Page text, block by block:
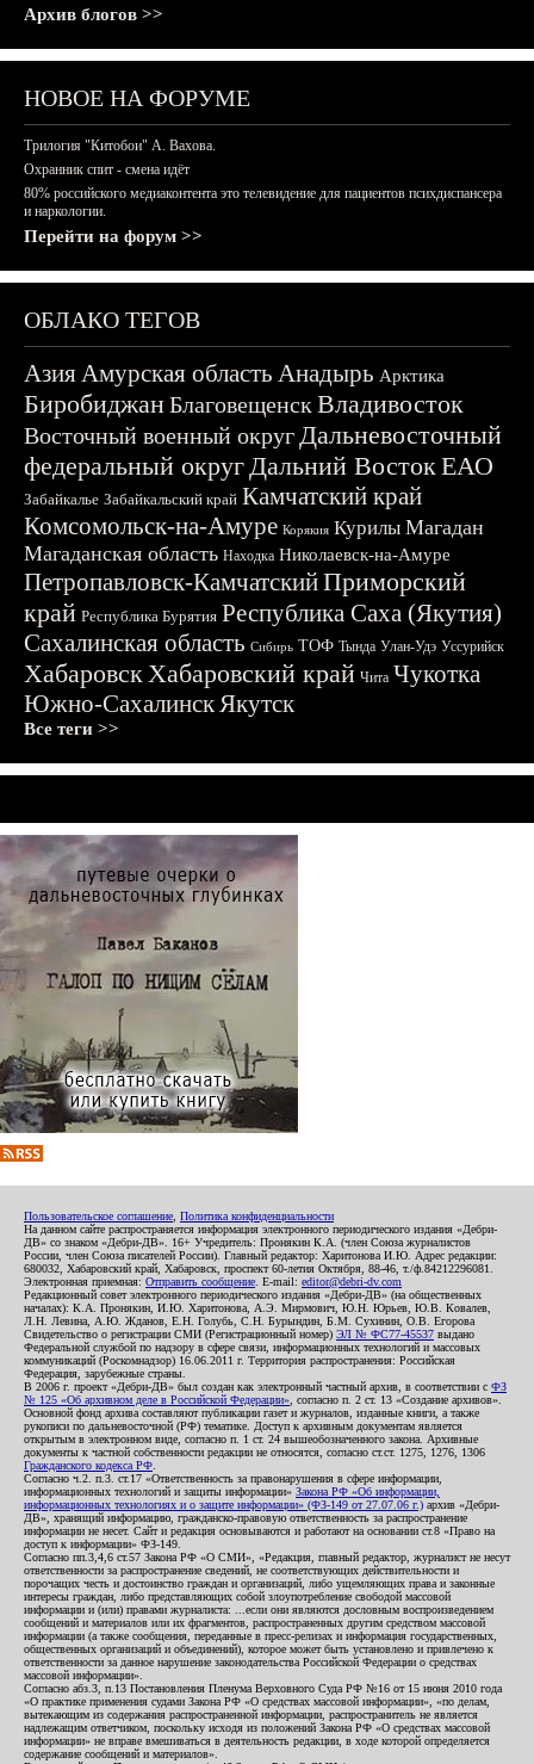
Архив блогов >>
НОВОЕ НА ФОРУМЕ
Трилогия "Китобои" А. Вахова.
Охранник спит - смена идёт
80% российского медиаконтента это телевидение для пациентов психдиспансера
и наркологии.
Перейти на форум >>
ОБЛАКО ТЕГОВ
АзияАмурская область Анадырь Арктика
БиробиджанБлаговещенскВладивосток
Восточный военный округДальневосточный
федеральный округДальний ВостокЕАО
Забайкалье Забайкальский край Камчатский край
Комсомольск-на-Амуре Корякия Курилы Магадан
Магаданская область Находка Николаевск-на-Амуре
Петропавловск-КамчатскийПриморский
край Республика Бурятия Республика Саха (Якутия)
Сахалинская область Сибирь ТОФ Тында Улан-Удэ Уссурийск
ХабаровскХабаровский край Чита Чукотка
Южно-СахалинскЯкутск
Все теги >>
Пользовательское соглашение Политика конфиденциальности
На данном сайте распространяется информация электронного периодического издания «Дебри-
ДВ» со знаком «Дебри-ДВ». 16+ Учредитель: Пронякин К.А. (член Союза журналистов
России, член Союза писателей России). Главный редактор: Харитонова И.Ю. Адрес редакции:
680032, Хабаровский край, Хабаровск, проспект 60-летия Октября, 88-46, т./ф.84212296081.
Электронная приемная: Отправить сообщение . E-mail: editor@debri-dv.com
Редакционный совет электронного периодического издания «Дебри-ДВ» (на общественных
началах): К.А. Пронякин, И.Ю. Харитонова, А.Э. Мирмович, Ю.Н. Юрьев, Ю.В. Ковалев,
Л.Н. Левина, А.Ю. Жданов, Е.Н. Голубь, С.Н. Бурындин, Б.М. Сухинин, О.В. Егорова
Свидетельство о регистрации СМИ (Регистрационный номер) ЭЛ № ФС77-45537 выдано
Федеральной службой по надзору в сфере связи, информационных технологий и массовых
коммуникаций (Роскомнадзор) 16.06.2011 г. Территория распространения: Российская
Федерация, зарубежные страны.
В 2006 г. проект «Дебри-ДВ» был создан как электронный частный архив, в соответствии с ФЗ
№ 125 «Об архивном деле в Российской Федерации» , согласно п. 2 ст. 13 «Создание архивов».
Основной фонд архива составляют публикации газет и журналов, изданные книги, а также
рукописи по дальневосточной (РФ) тематике. Доступ к архивным документам является
открытым в электронном виде, согласно п. 1 ст. 24 вышеобозначенного закона. Архивные
документы к частной собственности редакции не относятся, согласно ст.ст. 1275, 1276, 1306
Гражданского кодекса РФ
Согласно ч.2. п.3. ст.17 «Ответственность за правонарушения в сфере информации,
информационных технологий и защиты информации» Закона РФ «Об информации,
информационных технологиях и о защите информации» (ФЗ-149 от 27.07.06 г.) архив «Дебри-
ДВ», хранящий информацию, гражданско-правовую ответственность за распространение
информации не несет. Сайт и редакция основываются и работают на основании ст.8 «Право на
доступ к информации» ФЗ-149.
Согласно пп.3,4,6 ст.57 Закона РФ «О СМИ», «Редакция, главный редактор, журналист не несут
ответственности за распространение сведений, не соответствующих действительности и
порочащих честь и достоинство граждан и организаций, либо ущемляющих права и законные
интересы граждан, либо представляющих собой злоупотребление свободой массовой
информации и (или) правами журналиста: ...если они являются дословным воспроизведением
сообщений и материалов или их фрагментов, распространенных другим средством массовой
информации (а также сообщения, переданные в пресс-релизах и информация государственных,
общественных организаций и объединений), которое может быть установлено и привлечено к
ответственности за данное нарушение законодательства Российской Федерации о средствах
массовой информации».
Согласно абз.3, п.13 Постановления Пленума Верховного Суда РФ №16 от 15 июня 2010 года
«О практике применения судами Закона РФ «О средствах массовой информации», «по делам,
вытекающим из содержания распространенной информации, распространитель не является
надлежащим ответчиком, поскольку исходя из положений Закона РФ «О средствах массовой
информации» не вправе вмешиваться в деятельность редакции, в ходе которой определяется
содержание сообщений и материалов».